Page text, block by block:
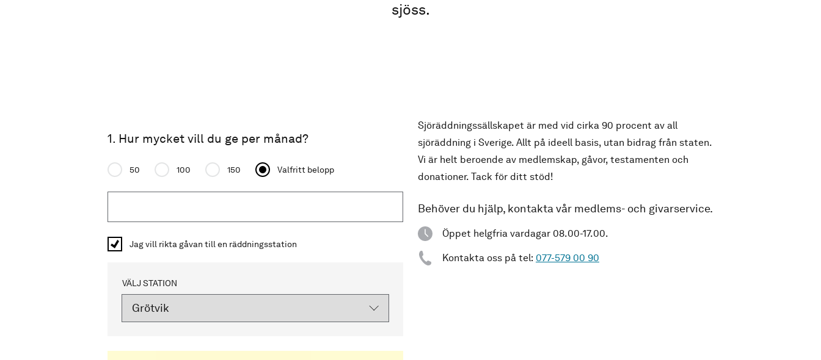
sjöss.
1. Hur mycket vill du ge per månad?
Donation amount
50 100 150 Valfritt belopp
Jag vill rikta gåvan till en räddningsstation
VÄLJ STATION
Sjöräddningssällskapet är med vid cirka 90 procent av all
sjöräddning i Sverige. Allt på ideell basis, utan bidrag från staten.
Vi är helt beroende av medlemskap, gåvor, testamenten och
donationer. Tack för ditt stöd!
Behöver du hjälp, kontakta vår medlems- och givarservice.
Öppet helgfria vardagar 08.00-17.00.
Kontakta oss på tel: 077-579 00 90